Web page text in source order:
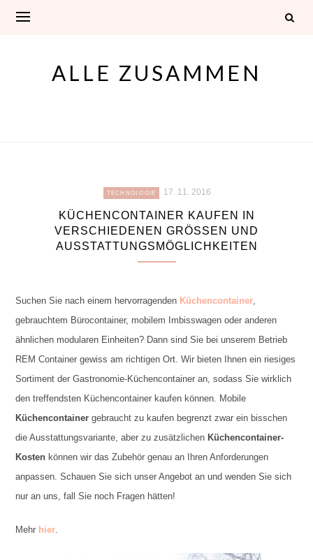
ALLE ZUSAMMEN
TECHNOLOGIE 17. 11. 2016
KÜCHENCONTAINER KAUFEN IN
VERSCHIEDENEN GRÖSSEN UND A
USSTATTUNGSMÖGLICHKEITEN
Suchen Sie nach einem hervorragenden Küchencontainer,
gebrauchtem Bürocontainer, mobilem Imbisswagen oder anderen
ähnlichen modularen Einheiten? Dann sind Sie bei unserem Betrieb
REM Container gewiss am richtigen Ort. Wir bieten Ihnen ein riesiges
Sortiment der Gastronomie-Küchencontainer an, sodass Sie wirklich
den treffendsten Küchencontainer kaufen können. Mobile
Küchencontainergebraucht zu kaufen begrenzt zwar ein bisschen
die Ausstattungsvariante, aber zu zusätzlichen Küchencontainer-
Kostenkönnen wir das Zubehör genau an Ihren Anforderungen
anpassen. Schauen Sie sich unser Angebot an und wenden Sie sich
nur an uns, fall Sie noch Fragen hätten!
Mehr hier.